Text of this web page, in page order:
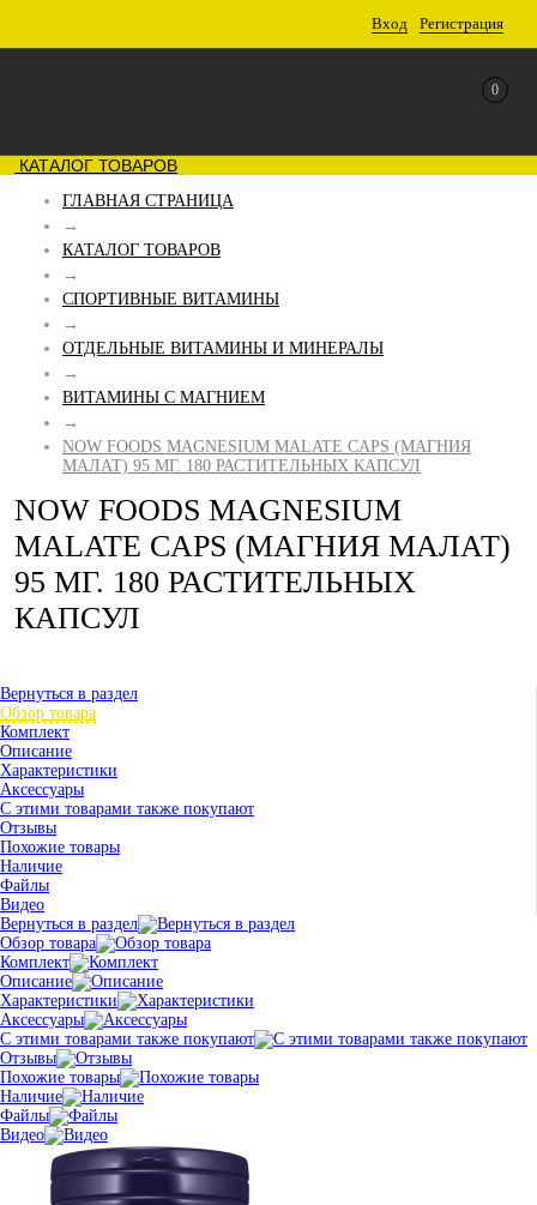
Вход Регистрация
0
КАТАЛОГ ТОВАРОВ
ГЛАВНАЯ СТРАНИЦА
→
КАТАЛОГ ТОВАРОВ
→
СПОРТИВНЫЕ ВИТАМИНЫ
→
ОТДЕЛЬНЫЕ ВИТАМИНЫ И МИНЕРАЛЫ
→
ВИТАМИНЫ С МАГНИЕМ
→
NOW FOODS MAGNESIUM MALATE CAPS (МАГНИЯ
МАЛАТ) 95 МГ. 180 РАСТИТЕЛЬНЫХ КАПСУЛ
NOW FOODS MAGNESIUM
MALATE CAPS (МАГНИЯ МАЛАТ)
95 МГ. 180 РАСТИТЕЛЬНЫХ
КАПСУЛ
Вернуться в раздел
Обзор товара
Комплект
Описание
Характеристики
Аксессуары
С этими товарами также покупают
Отзывы
Похожие товары
Наличие
Файлы
Видео
Вернуться в раздел
Обзор товара
Комплект
Описание
Характеристики
Аксессуары
С этими товарами также покупают
Отзывы
Похожие товары
Наличие
Файлы
Видео